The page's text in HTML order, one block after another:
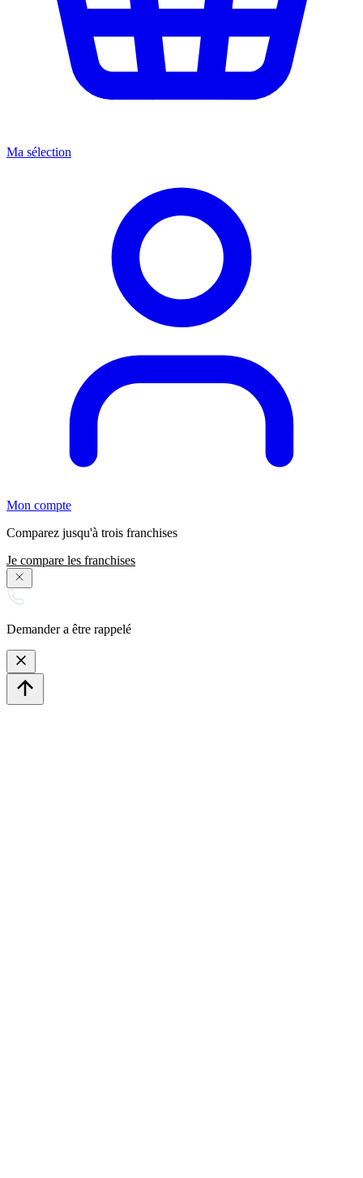
Ma sélection
Mon compte
Comparez jusqu'à trois franchises
Je compare les franchises
Demander a être rappelé